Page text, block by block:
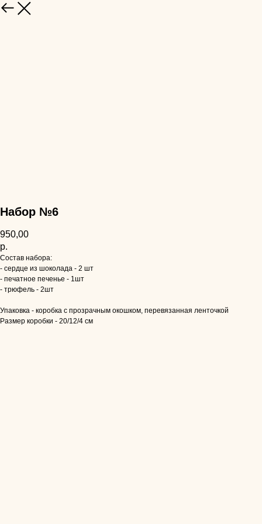
НАЗАД
Набор №6
950,00
р.
Состав набора:
- сердце из шоколада - 2 шт
- печатное печенье - 1шт
- трюфель - 2шт
Упаковка - коробка с прозрачным окошком, перевязанная ленточкой
Размер коробки - 20/12/4 см